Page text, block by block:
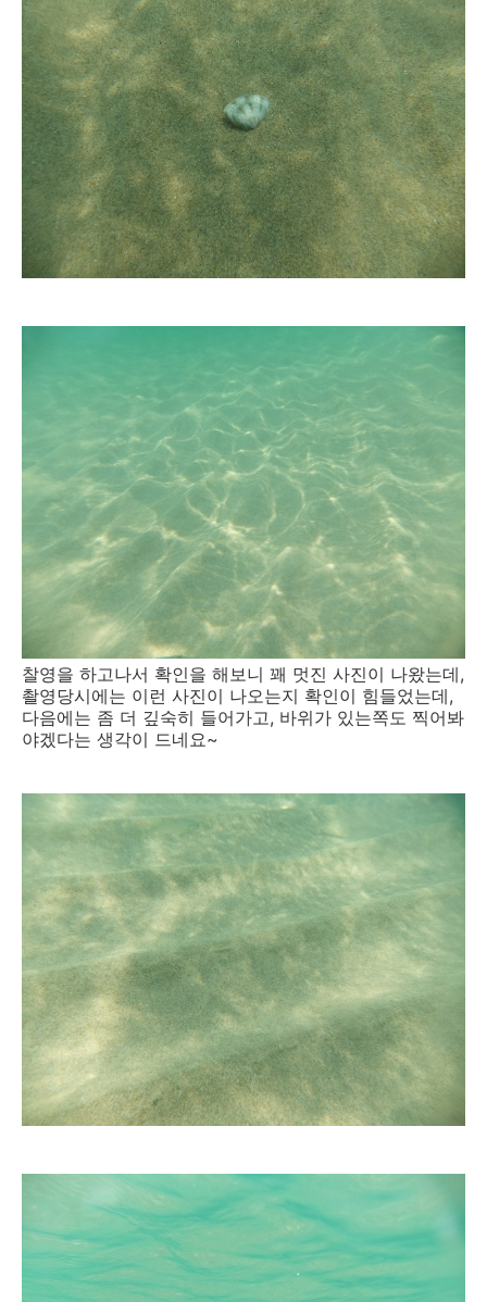
찰영을 하고나서 확인을 해보니 꽤 멋진 사진이 나왔는데,
촬영당시에는 이런 사진이 나오는지 확인이 힘들었는데,
다음에는 좀 더 깊숙히 들어가고, 바위가 있는쪽도 찍어봐
야겠다는 생각이 드네요~